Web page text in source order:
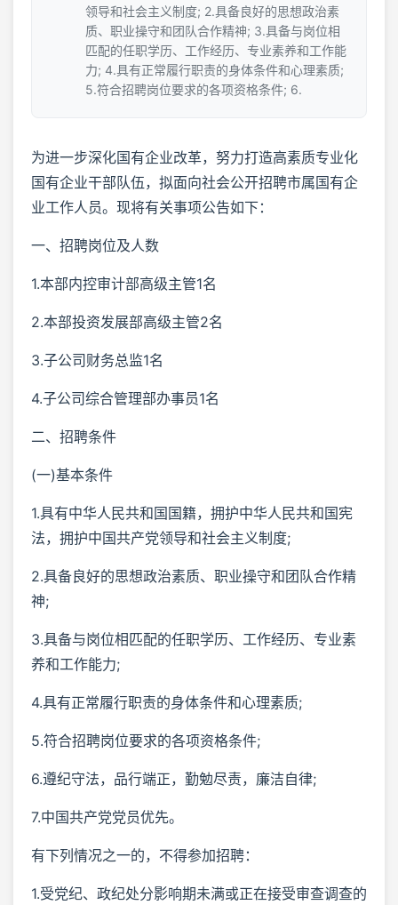
领导和社会主义制度; 2.具备良好的思想政治素
质、职业操守和团队合作精神; 3.具备与岗位相
匹配的任职学历、工作经历、专业素养和工作能
力; 4.具有正常履行职责的身体条件和心理素质;
5.符合招聘岗位要求的各项资格条件; 6.
为进一步深化国有企业改革，努力打造高素质专业化
国有企业干部队伍，拟面向社会公开招聘市属国有企
业工作人员。现将有关事项公告如下：
一、招聘岗位及人数
1.本部内控审计部高级主管1名
2.本部投资发展部高级主管2名
3.子公司财务总监1名
4.子公司综合管理部办事员1名
二、招聘条件
(一)基本条件
1.具有中华人民共和国国籍，拥护中华人民共和国宪
法，拥护中国共产党领导和社会主义制度;
2.具备良好的思想政治素质、职业操守和团队合作精
神;
3.具备与岗位相匹配的任职学历、工作经历、专业素
养和工作能力;
4.具有正常履行职责的身体条件和心理素质;
5.符合招聘岗位要求的各项资格条件;
6.遵纪守法，品行端正，勤勉尽责，廉洁自律;
7.中国共产党党员优先。
有下列情况之一的，不得参加招聘：
1.受党纪、政纪处分影响期未满或正在接受审查调查的